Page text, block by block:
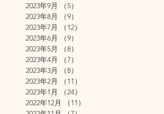
2023年9月
（5）
2023年8月
（9）
2023年7月
（12）
2023年6月
（9）
2023年5月
（8）
2023年4月
（7）
2023年3月
（8）
2023年2月
（11）
2023年1月
（24）
2022年12月
（11）